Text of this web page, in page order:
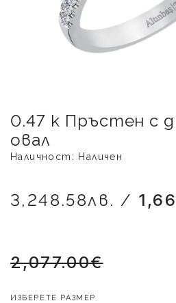
0.47 к Пръстен с
овал
Наличност: Наличен
3,248.58лв. /
2,077.00€
ИЗБЕРЕТЕ РАЗМЕР